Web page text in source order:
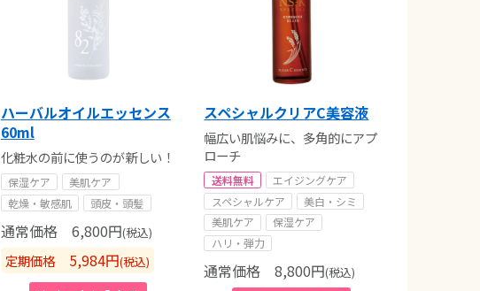
ハーバルオイルエッセンス
60ml
化粧水の前に使うのが新しい！
保湿ケア
美肌ケア
乾燥・敏感肌
頭皮・頭髪
通常価格6,800円(税込)
定期価格5,984円(税込)
スペシャルクリアC美容液
幅広い肌悩みに、多角的にアプ
ローチ
送料無料
エイジングケア
スペシャルケア
美白・シミ
美肌ケア
保湿ケア
ハリ・弾力
通常価格 8,800円(税込)